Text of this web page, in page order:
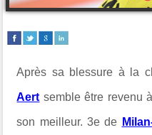
Après sa blessure à la
Aert semble être revenu
son meilleur. 3e de